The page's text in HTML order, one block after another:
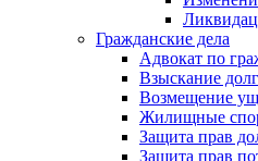
Гражданские дела
Адвокат по
Взыскание
Возмещение
Жилищные
Защита прав
Защита прав